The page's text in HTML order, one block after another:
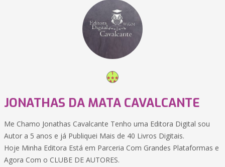
JONATHAS DA MATA CAVALCANTE
Me Chamo Jonathas Cavalcante Tenho uma Editora Digital sou
Autor a 5 anos e já Publiquei Mais de 40 Livros Digitais.
Hoje Minha Editora Está em Parceria Com Grandes Plataformas e
Agora Com o CLUBE DE AUTORES.